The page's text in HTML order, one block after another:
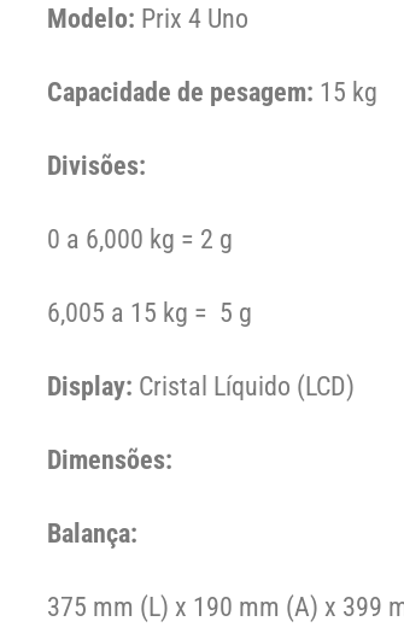
Modelo: Prix 4 Uno
Capacidade de pesagem: 15 kg
Divisões:
0 a 6,000 kg = 2 g
6,005 a 15 kg = 5 g
Display: Cristal Líquido (LCD)
Dimensões:
Balança:
375 mm (L) x 190 mm (A) x 399